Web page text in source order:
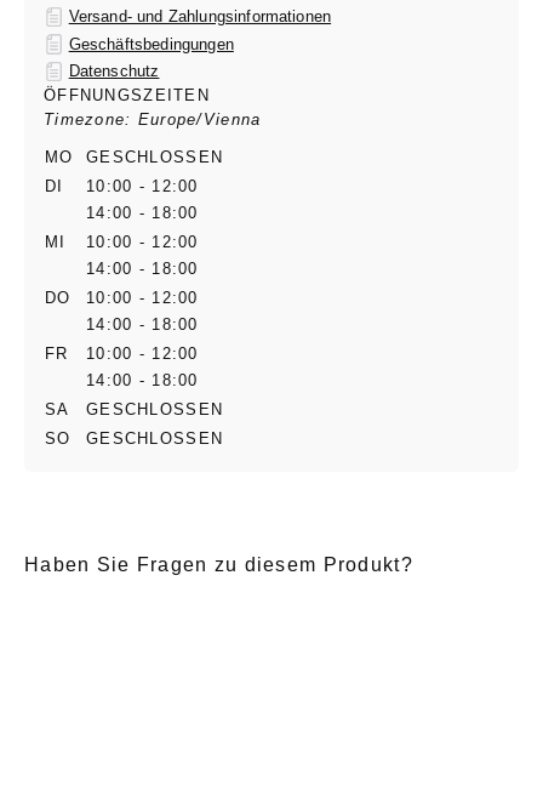
Versand- und Zahlungsinformationen
Geschäftsbedingungen
Datenschutz
ÖFFNUNGSZEITEN
Timezone: Europe/Vienna
MO
GESCHLOSSEN
DI
10:00 - 12:00
14:00 - 18:00
MI
10:00 - 12:00
14:00 - 18:00
DO
10:00 - 12:00
14:00 - 18:00
FR
10:00 - 12:00
14:00 - 18:00
SA
GESCHLOSSEN
SO
GESCHLOSSEN
Haben Sie Fragen zu diesem Produkt?